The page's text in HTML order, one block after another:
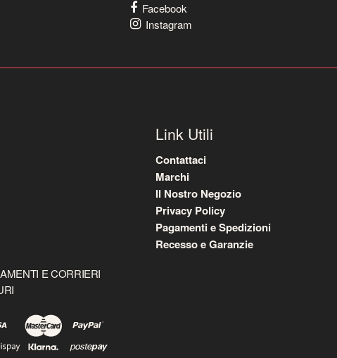
Facebook
Instagram
E CORRIERI
Link Utili
Contattaci
Marchi
Il Nostro Negozio
Privacy Policy
Pagamenti e Spedizioni
Recesso e Garanzie